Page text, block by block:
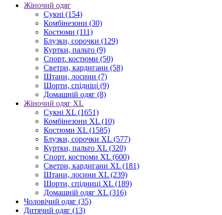
Жіночий одяг
Сукні (154)
Комбінезони (30)
Костюми (111)
Блузки, сорочки (129)
Куртки, пальто (9)
Спорт. костюми (50)
Светри, кардигани (58)
Штани, лосини (7)
Шорти, спідніці (9)
Домашній одяг (8)
Жіночий одяг XL
Cукні XL (1651)
Комбінезони XL (10)
Костюми XL (1585)
Блузки, сорочки XL (577)
Куртки, пальто XL (320)
Спорт. костюми XL (600)
Светри, кардигани XL (181)
Штани, лосини XL (239)
Шорти, спідниці XL (189)
Домашній одяг XL (316)
Чоловічий одяг (35)
Дитячий одяг (13)